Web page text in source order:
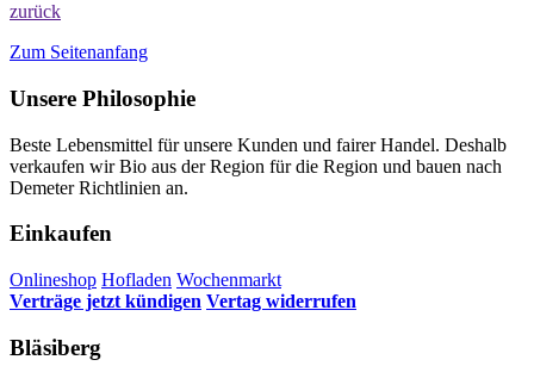
zurück
Zum Seitenanfang
Unsere Philosophie
Beste Lebensmittel für unsere Kunden und fairer Handel. Deshalb
verkaufen wir Bio aus der Region für die Region und bauen nach
Demeter Richtlinien an.
Einkaufen
Onlineshop Hofladen Wochenmarkt
Verträge jetzt kündigen Vertag widerrufen
Bläsiberg